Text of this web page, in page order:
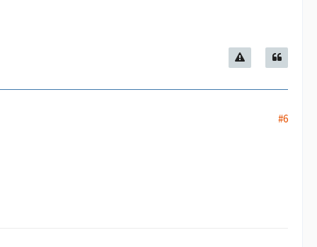
#6